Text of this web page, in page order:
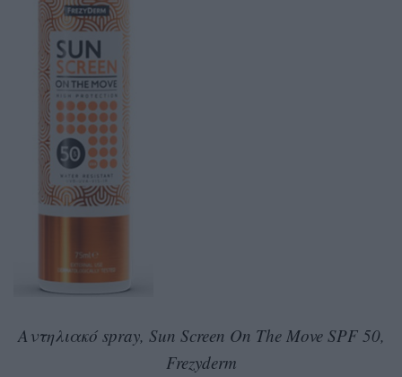
Αντηλιακό spray, Sun Screen On The Move SPF 50,
Frezyderm